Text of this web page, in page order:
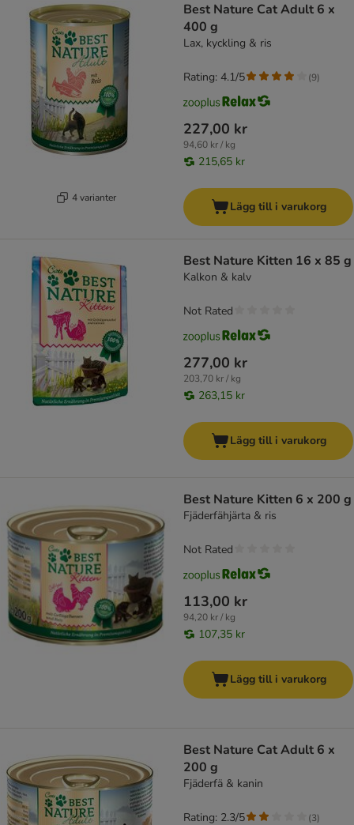
4 varianter
Best Nature Cat Adult 6 x
400 g
Lax, kyckling & ris
227,00 kr
94,60 kr / kg
215,65 kr
Rating: 4.1/5 (9)
Lägg till i varukorg
Best Nature Kitten 16 x 85 g
Kalkon & kalv
277,00 kr
203,70 kr / kg
263,15 kr
Not Rated
Lägg till i varukorg
Best Nature Kitten 6 x 200 g
Fjäderfähjärta & ris
113,00 kr
94,20 kr / kg
107,35 kr
Not Rated
Lägg till i varukorg
Best Nature Cat Adult 6 x
200 g
Fjäderfä & kanin
Rating: 2.3/5 (3)